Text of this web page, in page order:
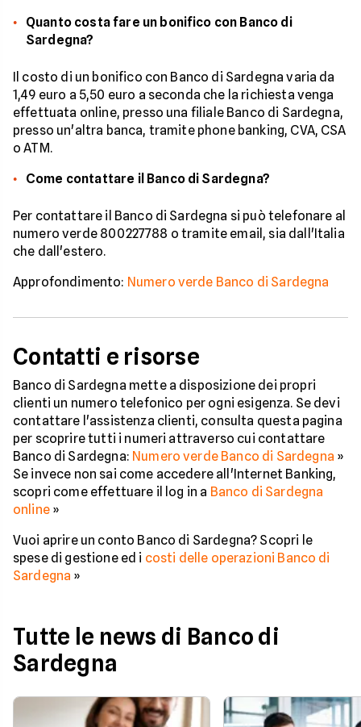
Quanto costa fare un bonifico con Banco di
Sardegna?
Il costo di un bonifico con Banco di Sardegna varia da
1,49 euro a 5,50 euro a seconda che la richiesta venga
effettuata online, presso una filiale Banco di Sardegna,
presso un'altra banca, tramite phone banking, CVA, CSA
o ATM.
Come contattare il Banco di Sardegna?
Per contattare il Banco di Sardegna si può telefonare al
numero verde 800227788 o tramite email, sia dall'Italia
che dall'estero.
Approfondimento: Numero verde Banco di Sardegna
Contatti e risorse
Banco di Sardegna mette a disposizione dei propri
clienti un numero telefonico per ogni esigenza. Se devi
contattare l'assistenza clienti, consulta questa pagina
per scoprire tutti i numeri attraverso cui contattare
Banco di Sardegna: Numero verde Banco di Sardegna »
Se invece non sai come accedere all'Internet Banking,
scopri come effettuare il log in a Banco di Sardegna
online»
Vuoi aprire un conto Banco di Sardegna? Scopri le
spese di gestione ed i costi delle operazioni Banco di
Sardegna »
Tutte le news di Banco di
Sardegna